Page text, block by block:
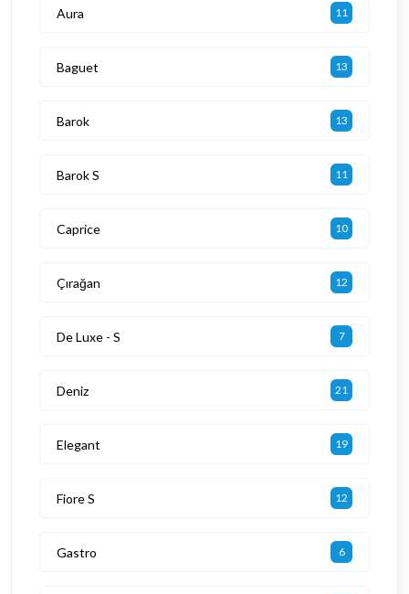
Aura 11
Baguet 13
Barok 13
Barok S 11
Caprice 10
Çırağan 12
De Luxe - S 7
Deniz 21
Elegant 19
Fiore S 12
Gastro 6